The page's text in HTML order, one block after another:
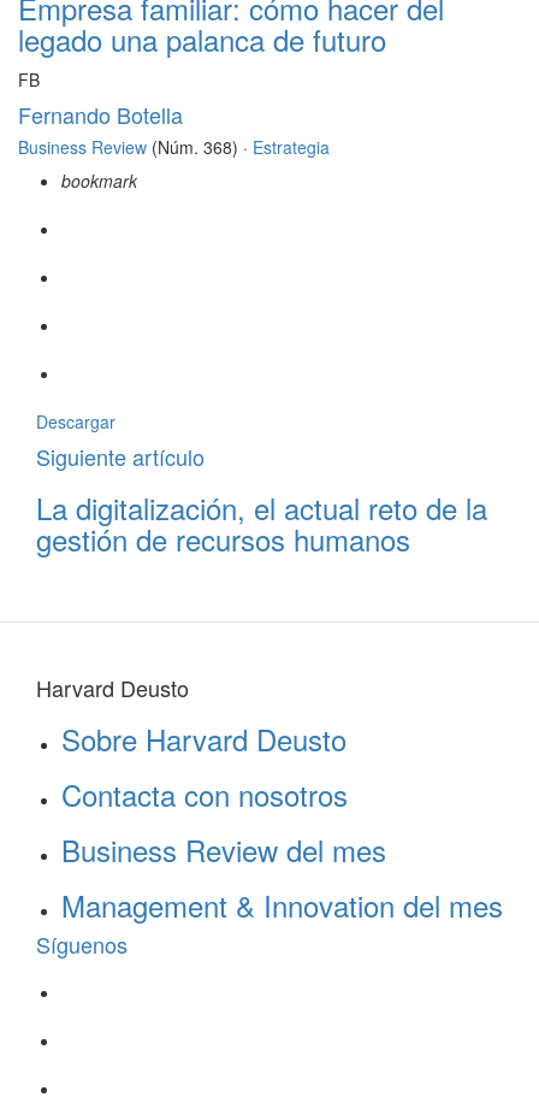
legado una palanca de futuro
FB
Fernando Botella
Business Review (Núm. 368) · Estrategia
bookmark
Descargar
Siguiente artículo
La digitalización, el actual reto de la
gestión de recursos humanos
Harvard Deusto
Sobre Harvard Deusto
Contacta con nosotros
Business Review del mes
Management & Innovation del mes
Síguenos